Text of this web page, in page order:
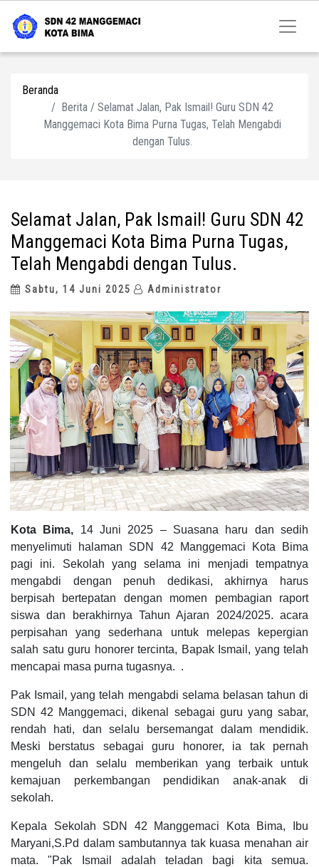
Beranda
Berita / Selamat Jalan, Pak Ismail! Guru SDN 42
Manggemaci Kota Bima Purna Tugas, Telah Mengabdi
dengan Tulus.
Selamat Jalan, Pak Ismail! Guru SDN 42
Manggemaci Kota Bima Purna Tugas,
Telah Mengabdi dengan Tulus.
Sabtu, 14 Juni 2025 Administrator
Kota Bima, 14 Juni 2025 – Suasana haru dan sedih
menyelimuti halaman SDN 42 Manggemaci Kota Bima
pagi ini. Sekolah yang selama ini menjadi tempatnya
mengabdi dengan penuh dedikasi, akhirnya harus
berpisah bertepatan dengan momen pembagian raport
siswa dan berakhirnya Tahun Ajaran 2024/2025. acara
perpisahan yang sederhana untuk melepas kepergian
salah satu guru honorer tercinta, Bapak Ismail, yang telah
mencapai masa purna tugasnya. .
Pak Ismail, yang telah mengabdi selama belasan tahun di
SDN 42 Manggemaci, dikenal sebagai guru yang sabar,
rendah hati, dan selalu bersemangat dalam mendidik.
Meski berstatus sebagai guru honorer, ia tak pernah
mengeluh dan selalu memberikan yang terbaik untuk
kemajuan perkembangan pendidikan anak-anak di
sekolah.
Kepala Sekolah SDN 42 Manggemaci Kota Bima, Ibu
Maryani,S.Pd dalam sambutannya tak kuasa menahan air
mata. "Pak Ismail adalah teladan bagi kita semua.